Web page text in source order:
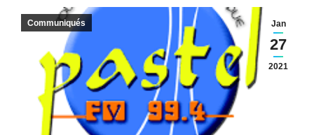
Jan
27
2021
Communiqués